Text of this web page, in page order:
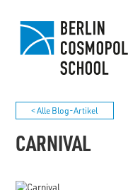
< Alle Blog-Artikel
CARNIVAL